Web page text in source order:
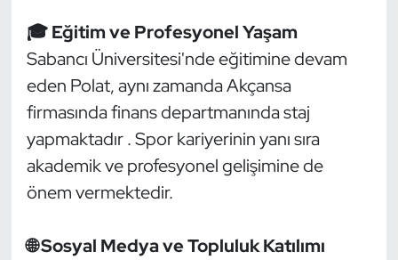
🎓 Eğitim ve Profesyonel Yaşam
Sabancı Üniversitesi'nde eğitimine devam
eden Polat, aynı zamanda Akçansa
firmasında finans departmanında staj
yapmaktadır . Spor kariyerinin yanı sıra
akademik ve profesyonel gelişimine de
önem vermektedir.
🌐 Sosyal Medya ve Topluluk Katılımı
Judo ve Kuraş
Kano ve Rafting
Karate